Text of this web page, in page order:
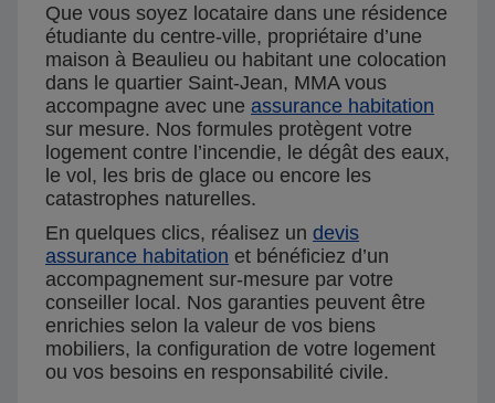
Que vous soyez locataire dans une résidence
étudiante du centre-ville, propriétaire d’une
maison à Beaulieu ou habitant une colocation
dans le quartier Saint-Jean, MMA vous
accompagne avec une assurance habitation
sur mesure. Nos formules protègent votre
logement contre l’incendie, le dégât des eaux,
le vol, les bris de glace ou encore les
catastrophes naturelles.
En quelques clics, réalisez un devis
assurance habitation et bénéficiez d’un
accompagnement sur-mesure par votre
conseiller local. Nos garanties peuvent être
enrichies selon la valeur de vos biens
mobiliers, la configuration de votre logement
ou vos besoins en responsabilité civile.